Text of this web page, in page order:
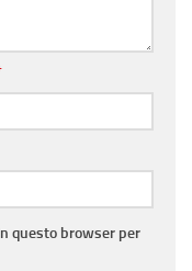
questo browser per